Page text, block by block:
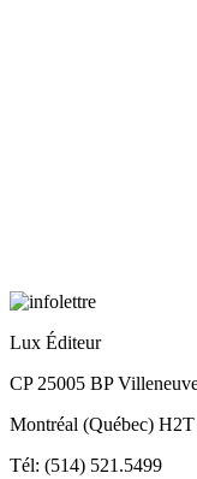
Lux Éditeur
CP 25005 BP
Montréal (Québec)
Tél: (514) 521.5499